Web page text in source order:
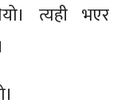
त्यही भएर